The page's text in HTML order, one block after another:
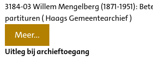
3184-03 Willem Mengelberg (1871-1951):
partituren ( Haags Gemeentearchief )
Meer...
Uitleg bij archieftoegang